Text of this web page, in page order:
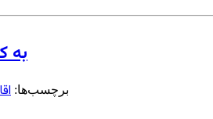
به
برچسب‌ها: